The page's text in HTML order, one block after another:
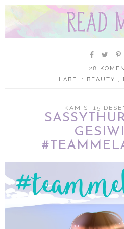
28
LABEL:
BEAUTY
KAMIS, 15